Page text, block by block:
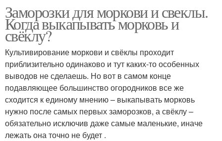
Заморозки для моркови и свеклы.
Когда выкапывать морковь и
свёклу?
Культивирование моркови и свёклы проходит
приблизительно одинаково и тут каких-то особенных
выводов не сделаешь. Но вот в самом конце
подавляющее большинство огородников все же
сходится к единому мнению – выкапывать морковь
нужно после самых первых заморозков, а свёклу –
обязательно исключив даже самые маленькие, иначе
лежать она точно не будет .